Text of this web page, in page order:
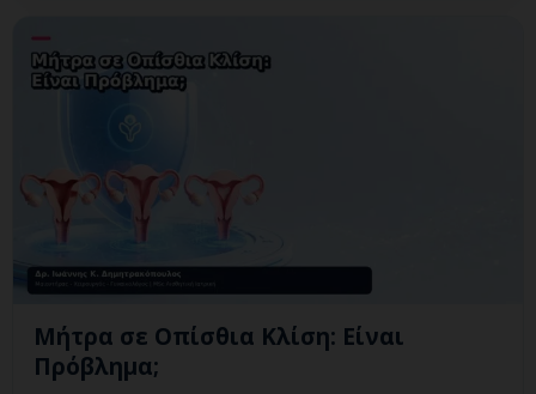
Μήτρα σε Οπίσθια Κλίση: Είναι
Πρόβλημα;